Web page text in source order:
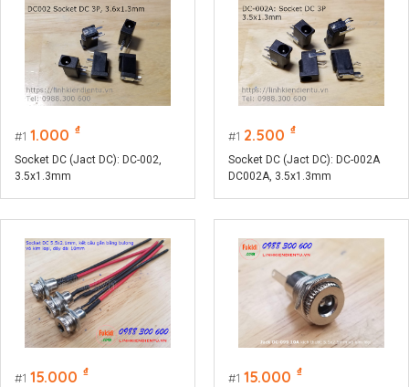
1 1.000 ₫
Socket DC (Jact DC): DC-002,
3.5x1.3mm
1 2.500 ₫
Socket DC (Jact DC): DC-002A
DC002A, 3.5x1.3mm
1 15.000 ₫ 1 15.000 ₫